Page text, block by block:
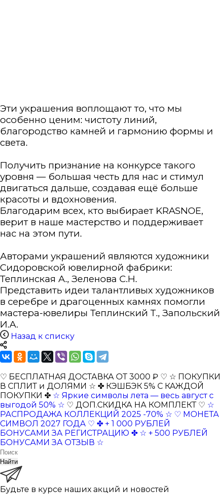
Эти украшения воплощают то, что мы
особенно ценим: чистоту линий,
благородство камней и гармонию формы и
света.
Получить признание на конкурсе такого
уровня — большая честь для нас и стимул
двигаться дальше, создавая ещё больше
красоты и вдохновения.
Благодарим всех, кто выбирает KRASNOE,
верит в наше мастерство и поддерживает
нас на этом пути.
Авторами украшений являются художники
Сидоровской ювелирной фабрики:
Теплинская А., Зеленова С.Н.
Представить идеи талантливых художников
в серебре и драгоценных камнях помогли
мастера-ювелиры Теплинский Т., Запольский
И.А.
Назад к списку
♡ БЕСПЛАТНАЯ ДОСТАВКА ОТ 3000 ₽ ♡ ☆ ПОКУПКИ
В СПЛИТ и ДОЛЯМИ ☆ ✤ КЭШБЭК 5% С КАЖДОЙ
ПОКУПКИ ✤ ☆ Яркие символы лета — весь август с
выгодой 50% ☆ ♡ ДОП.СКИДКА НА КОМПЛЕКТ ♡ ☆
РАСПРОДАЖА КОЛЛЕКЦИЙ 2025 -70% ☆ ♡ МОНЕТА
СИМВОЛ 2027 ГОДА ♡ ✤ + 1 000 РУБЛЕЙ
БОНУСАМИ ЗА РЕГИСТРАЦИЮ ✤ ☆ + 500 РУБЛЕЙ
БОНУСАМИ ЗА ОТЗЫВ ☆
Найти
Будьте в курсе наших акций и новостей